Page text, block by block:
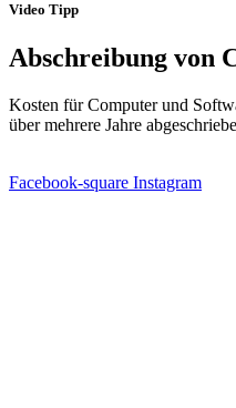
Video Tipp
Abschreibung von
Kosten für Computer und
über mehrere Jahre
Facebook-square Instagram